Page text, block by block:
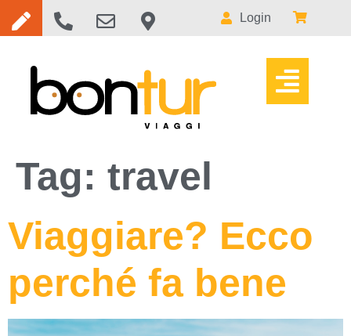
Login
Tag: travel
Viaggiare? Ecco
perché fa bene